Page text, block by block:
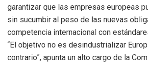
garantizar que las empresas europeas
sin sucumbir al peso de las nuevas
competencia internacional con
“El objetivo no es desindustrializar
contrario”, apunta un alto cargo de la